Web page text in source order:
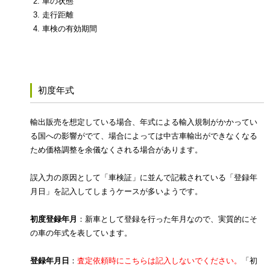
走行距離
車検の有効期間
初度年式
輸出販売を想定している場合、年式による輸入規制がかかってい
る国への影響がでて、場合によっては中古車輸出ができなくなる
ため価格調整を余儀なくされる場合があります。
誤入力の原因として「車検証」に並んで記載されている「登録年
月日」を記入してしまうケースが多いようです。
初度登録年月 ：新車として登録を行った年月なので、実質的にそ
の車の年式を表しています。
登録年月日 ： 査定依頼時にこちらは記入しないでください。 「初